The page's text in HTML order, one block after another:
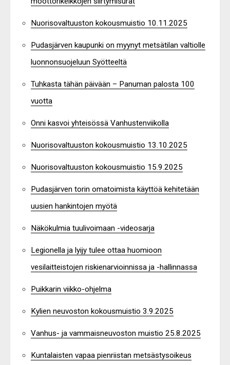
Nuorisovaltuuston kokousmuistio 10.11.2025
Pudasjärven kaupunki on myynyt metsätilan valtiolle
luonnonsuojeluun Syötteeltä
Tuhkasta tähän päivään – Panuman palosta 100
vuotta
Onni kasvoi yhteisössä Vanhustenviikolla
Nuorisovaltuuston kokousmuistio 13.10.2025
Nuorisovaltuuston kokousmuistio 15.9.2025
Pudasjärven torin omatoimista käyttöä kehitetään
uusien hankintojen myötä
Näkökulmia tuulivoimaan -videosarja
Legionella ja lyijy tulee ottaa huomioon
vesilaitteistojen riskienarvioinnissa ja -hallinnassa
Puikkarin viikko-ohjelma
Kylien neuvoston kokousmuistio 3.9.2025
Vanhus- ja vammaisneuvoston muistio 25.8.2025
Kuntalaisten vapaa pienriistan metsästysoikeus